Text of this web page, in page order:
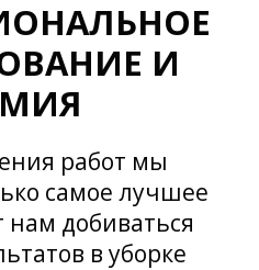
И
работ мы
самое лучшее
нам добиваться
в уборке